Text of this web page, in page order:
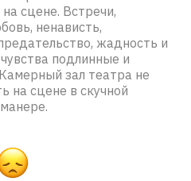
сцене. Встречи,
ненависть,
жадность и
подлинные и
зал театра не
на сцене в скучной